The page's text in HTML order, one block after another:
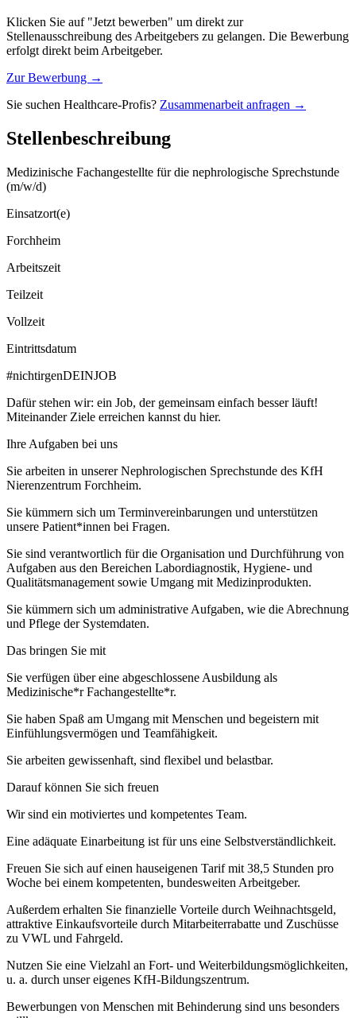
Klicken Sie auf "Jetzt bewerben" um direkt zur
Stellenausschreibung des Arbeitgebers zu gelangen. Die Bewerbung
erfolgt direkt beim Arbeitgeber.
Zur Bewerbung →
Sie suchen Healthcare-Profis? Zusammenarbeit anfragen →
Stellenbeschreibung
Medizinische Fachangestellte für die nephrologische Sprechstunde
(m/w/d)
Einsatzort(e)
Forchheim
Arbeitszeit
Teilzeit
Vollzeit
Eintrittsdatum
#nichtirgenDEINJOB
Dafür stehen wir: ein Job, der gemeinsam einfach besser läuft!
Miteinander Ziele erreichen kannst du hier.
Ihre Aufgaben bei uns
Sie arbeiten in unserer Nephrologischen Sprechstunde des KfH
Nierenzentrum Forchheim.
Sie kümmern sich um Terminvereinbarungen und unterstützen
unsere Patient*innen bei Fragen.
Sie sind verantwortlich für die Organisation und Durchführung von
Aufgaben aus den Bereichen Labordiagnostik, Hygiene- und
Qualitätsmanagement sowie Umgang mit Medizinprodukten.
Sie kümmern sich um administrative Aufgaben, wie die Abrechnung
und Pflege der Systemdaten.
Das bringen Sie mit
Sie verfügen über eine abgeschlossene Ausbildung als
Medizinische*r Fachangestellte*r.
Sie haben Spaß am Umgang mit Menschen und begeistern mit
Einfühlungsvermögen und Teamfähigkeit.
Sie arbeiten gewissenhaft, sind flexibel und belastbar.
Darauf können Sie sich freuen
Wir sind ein motiviertes und kompetentes Team.
Eine adäquate Einarbeitung ist für uns eine Selbstverständlichkeit.
Freuen Sie sich auf einen hauseigenen Tarif mit 38,5 Stunden pro
Woche bei einem kompetenten, bundesweiten Arbeitgeber.
Außerdem erhalten Sie finanzielle Vorteile durch Weihnachtsgeld,
attraktive Einkaufsvorteile durch Mitarbeiterrabatte und Zuschüsse
zu VWL und Fahrgeld.
Nutzen Sie eine Vielzahl an Fort- und Weiterbildungsmöglichkeiten,
u. a. durch unser eigenes KfH-Bildungszentrum.
Bewerbungen von Menschen mit Behinderung sind uns besonders